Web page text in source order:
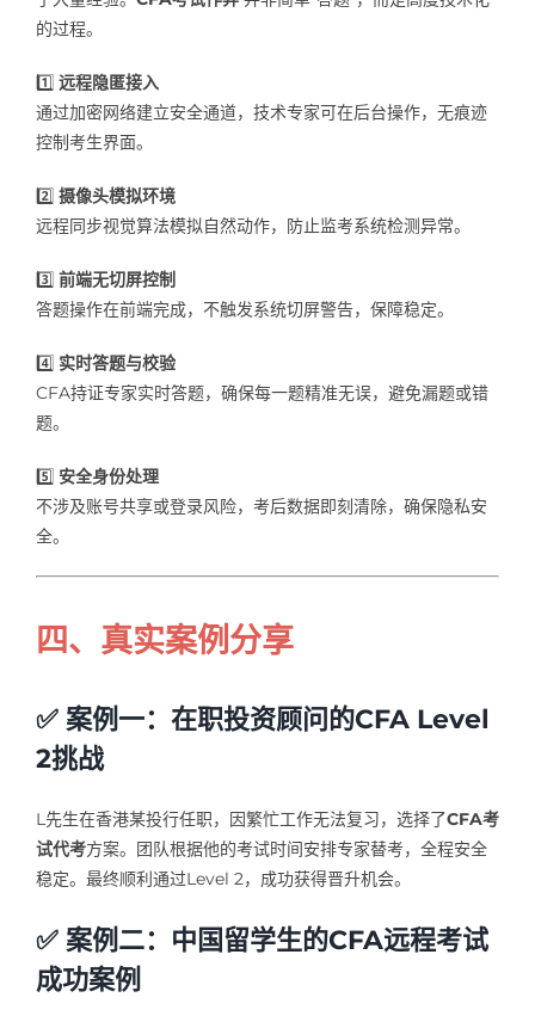
的过程。
1️⃣ 远程隐匿接入
通过加密网络建立安全通道，技术专家可在后台操作，无痕迹
控制考生界面。
2️⃣ 摄像头模拟环境
远程同步视觉算法模拟自然动作，防止监考系统检测异常。
3️⃣ 前端无切屏控制
答题操作在前端完成，不触发系统切屏警告，保障稳定。
4️⃣ 实时答题与校验
CFA持证专家实时答题，确保每一题精准无误，避免漏题或错
题。
5️⃣ 安全身份处理
不涉及账号共享或登录风险，考后数据即刻清除，确保隐私安
全。
四、真实案例分享
✅ 案例一：在职投资顾问的CFA Level
2挑战
L先生在香港某投行任职，因繁忙工作无法复习，选择了CFA考
试代考方案。团队根据他的考试时间安排专家替考，全程安全
稳定。最终顺利通过Level 2，成功获得晋升机会。
✅ 案例二：中国留学生的CFA远程考试
成功案例